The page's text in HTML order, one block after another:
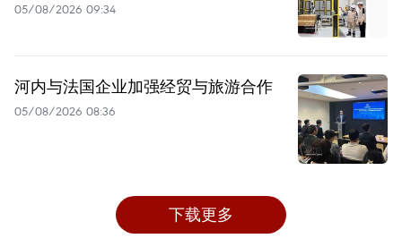
05/08/2026 09:34
河内与法国企业加强经贸与旅游合作
05/08/2026 08:36
下载更多